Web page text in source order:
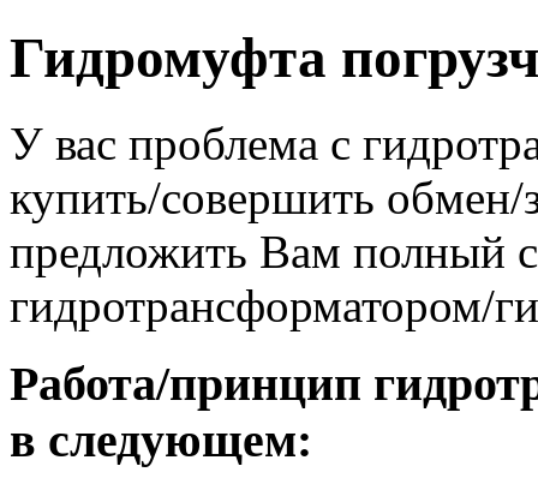
Гидромуфта
У вас проблема с
купить/совершить
предложить Вам полный
Работа/принцип
в следующем: